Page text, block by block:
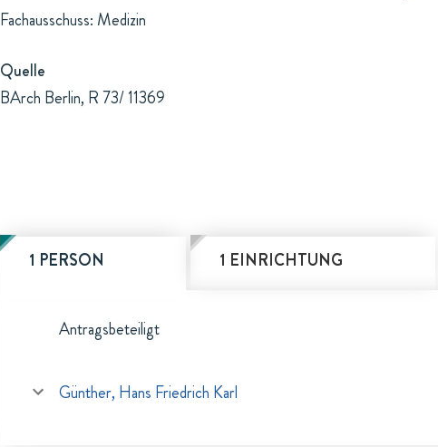
Fachausschuss: Medizin
Quelle
BArch Berlin, R 73/ 11369
1 PERSON 1 EINRICHTUNG
Antragsbeteiligt
Günther, Hans Friedrich Karl